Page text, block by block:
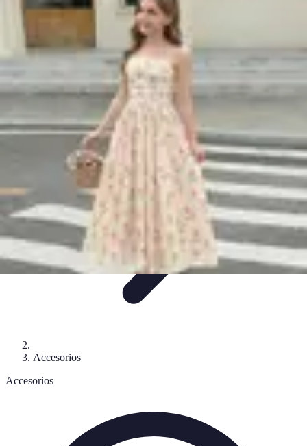
Estilo Elegante
Consejos de EstiloAccesorios y
Accesorios Moda de Invierno
Accesorios
Accesorios